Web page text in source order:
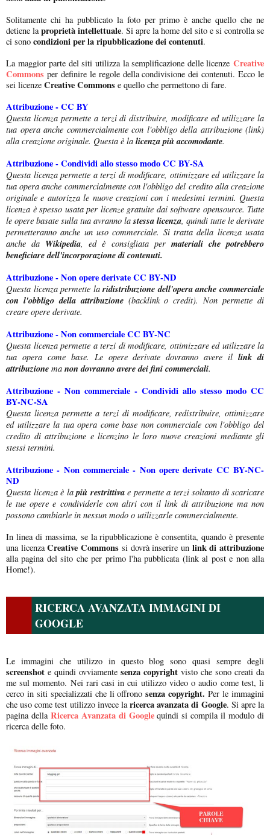
Solitamente chi ha pubblicato la foto per primo è anche quello che ne
detiene la proprietà intellettuale. Si apre la home del sito e si controlla se
ci sono condizioni per la ripubblicazione dei contenuti.
La maggior parte del siti utilizza la semplificazione delle licenze Creative
Commons per definire le regole della condivisione dei contenuti. Ecco le
sei licenze Creative Commons e quello che permettono di fare.
Attribuzione - CC BY
Questa licenza permette a terzi di distribuire, modificare ed utilizzare la
tua opera anche commercialmente con l'obbligo della attribuzione (link)
alla creazione originale. Questa è la licenza più accomodante.
Attribuzione - Condividi allo stesso modo CC BY-SA
Questa licenza permette a terzi di modificare, ottimizzare ed utilizzare la
tua opera anche commercialmente con l'obbligo del credito alla creazione
originale e autorizza le nuove creazioni con i medesimi termini. Questa
licenza è spesso usata per licenze gratuite dai software opensource. Tutte
le opere basate sulla tua avranno la stessa licenza , quindi tutte le derivate
permetteranno anche un uso commerciale. Si tratta della licenza usata
anche da Wikipedia , ed è consigliata per materiali che potrebbero
beneficiare dell'incorporazione di contenuti.
Attribuzione - Non opere derivate CC BY-ND
Questa licenza permette laridistribuzione dell'opera anche commerciale
con l'obbligo della attribuzione(backlink o credit). Non permette di
creare opere derivate.
Attribuzione - Non commerciale CC BY-NC
Questa licenza permette a terzi di modificare, ottimizzare ed utilizzare la
tua opera come base. Le opere derivate dovranno avere illink di
attribuzione ma non dovranno avere dei fini commerciali.
Attribuzione - Non commerciale - Condividi allo stesso modo CC
BY-NC-SA
Questa licenza permette a terzi di modificare, redistribuire, ottimizzare
ed utilizzare la tua opera come base non commerciale con l'obbligo del
credito di attribuzione e licenzino le loro nuove creazioni mediante gli
stessi termini.
Attribuzione - Non commerciale - Non opere derivate CC BY-NC-
ND
Questa licenza è lapiù restrittivae permette a terzi soltanto di scaricare
le tue opere e condividerle con altri con il link di attribuzione ma non
possono cambiarle in nessun modo o utilizzarle commercialmente.
In linea di massima, se la ripubblicazione è consentita, quando è presente
una licenzaCreative Commons si dovrà inserire un link di attribuzione
alla pagina del sito che per primo l'ha pubblicata (link al post e non alla
Home!).
RICERCA AVANZATA IMMAGINI DI
GOOGLE
Le immagini che utilizzo in questo blog sono quasi sempre degli
screenshot e quindi ovviamente senza copyright visto che sono creati da
me sul momento. Nei rari casi in cui utilizzo video o audio come test, li
cerco in siti specializzati che li offronosenza copyright.Per le immagini
che uso come test utilizzo invece laricerca avanzata di Google. Si apre la
pagina della Ricerca Avanzata di Googlequindi si compila il modulo di
ricerca delle foto.